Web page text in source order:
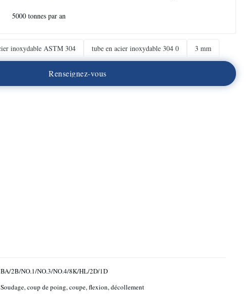
5000 tonnes par an
inoxydable ASTM 304 tube en acier inoxydable 304 0 3 mm
Renseignez-vous
BA/2B/NO.1/NO.3/NO.4/8K/HL/2D/1D
Soudage, coup de poing, coupe, flexion, décollement